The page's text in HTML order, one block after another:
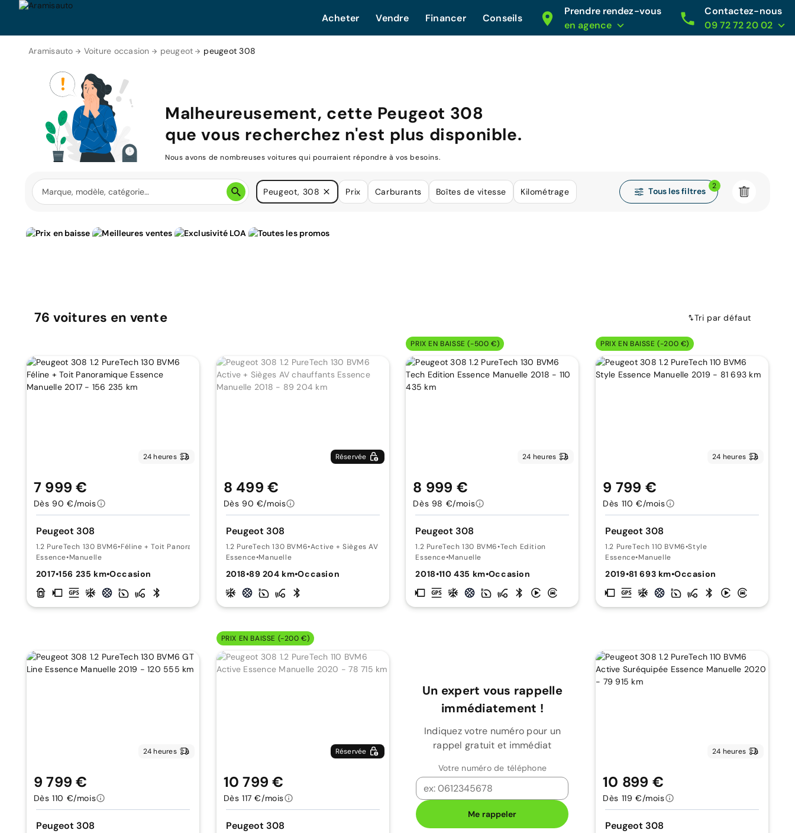
Acheter Vendre Financer Conseils
Prendre rendez-vous
en agence
Contactez-nous
09 72 72 20 02
Aramisauto Voiture occasion peugeot peugeot 308
Malheureusement, cette Peugeot 308
que vous recherchez n'est plus disponible.
Nous avons de nombreuses voitures qui pourraient répondre à vos besoins.
Peugeot, 308 Prix Carburants Boîtes de vitesse Kilométrage Tous les filtres
2
76voitures en vente Tri par défaut
24 heures
Peugeot 308
1.2 PureTech 130 BVM6•Féline + Toit Panoramique
Essence•Manuelle
2017•156 235 km•Occasion
7 999 €
Dès 90 €/mois
Réservée
Peugeot 308
1.2 PureTech 130 BVM6•Active + Sièges AV chauffants
Essence•Manuelle
2018•89 204 km•Occasion
8 499 €
Dès 90 €/mois
PRIX EN BAISSE (-500 €)
24 heures
Peugeot 308
1.2 PureTech 130 BVM6•Tech Edition
Essence•Manuelle
2018•110 435 km•Occasion
8 999 €
Dès 98 €/mois
PRIX EN BAISSE (-200 €)
24 heures
Peugeot 308
1.2 PureTech 110 BVM6•Style
Essence•Manuelle
2019•81 693 km•Occasion
9 799 €
Dès 110 €/mois
24 heures
Peugeot 308
9 799 €
Dès 110 €/mois
PRIX EN BAISSE (-200 €)
Réservée
Peugeot 308
10 799 €
Dès 117 €/mois
Un expert vous rappelle
immédiatement !
Indiquez votre numéro pour un
rappel gratuit et immédiat
Votre numéro de téléphone
Me rappeler
24 heures
Peugeot 308
10 899 €
Dès 119 €/mois